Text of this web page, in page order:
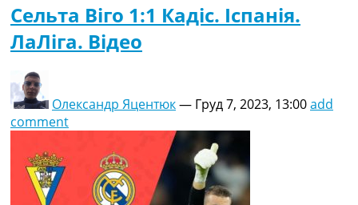
Сельта Віго 1:1 Кадіс. Іспанія.
ЛаЛіга. Відео
Олександр Яцентюк— Груд 7, 2023, 13:00add
comment